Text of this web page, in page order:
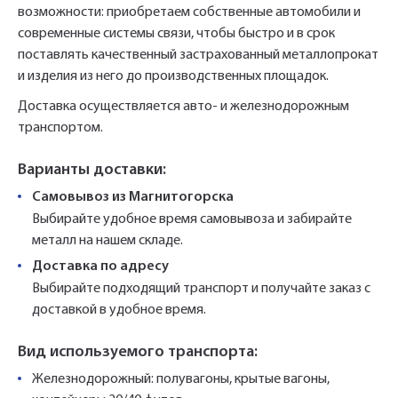
возможности: приобретаем собственные автомобили и
современные системы связи, чтобы быстро и в срок
поставлять качественный застрахованный металлопрокат
и изделия из него до производственных площадок.
Доставка осуществляется авто- и железнодорожным
транспортом.
Варианты доставки:
Самовывоз из Магнитогорска
Выбирайте удобное время самовывоза и забирайте
металл на нашем складе.
Доставка по адресу
Выбирайте подходящий транспорт и получайте заказ с
доставкой в удобное время.
Вид используемого транспорта:
Железнодорожный: полувагоны, крытые вагоны,